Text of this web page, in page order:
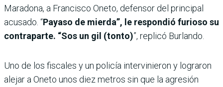
Maradona, a Francisco Oneto, defensor del principal
acusado. “Payaso de mierda”, le respondió furioso su
contraparte. “Sos un gil (tonto)”, replicó Burlando.
Uno de los fiscales y un policía intervinieron y lograron
alejar a Oneto unos diez metros sin que la agresión